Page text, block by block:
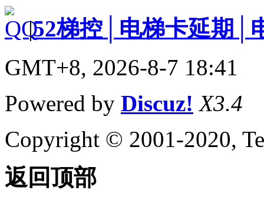
|52梯控│电梯卡延期│
GMT+8, 2026-8-7 18:41
Powered by Discuz! X3.4
Copyright © 2001-2020,
返回顶部